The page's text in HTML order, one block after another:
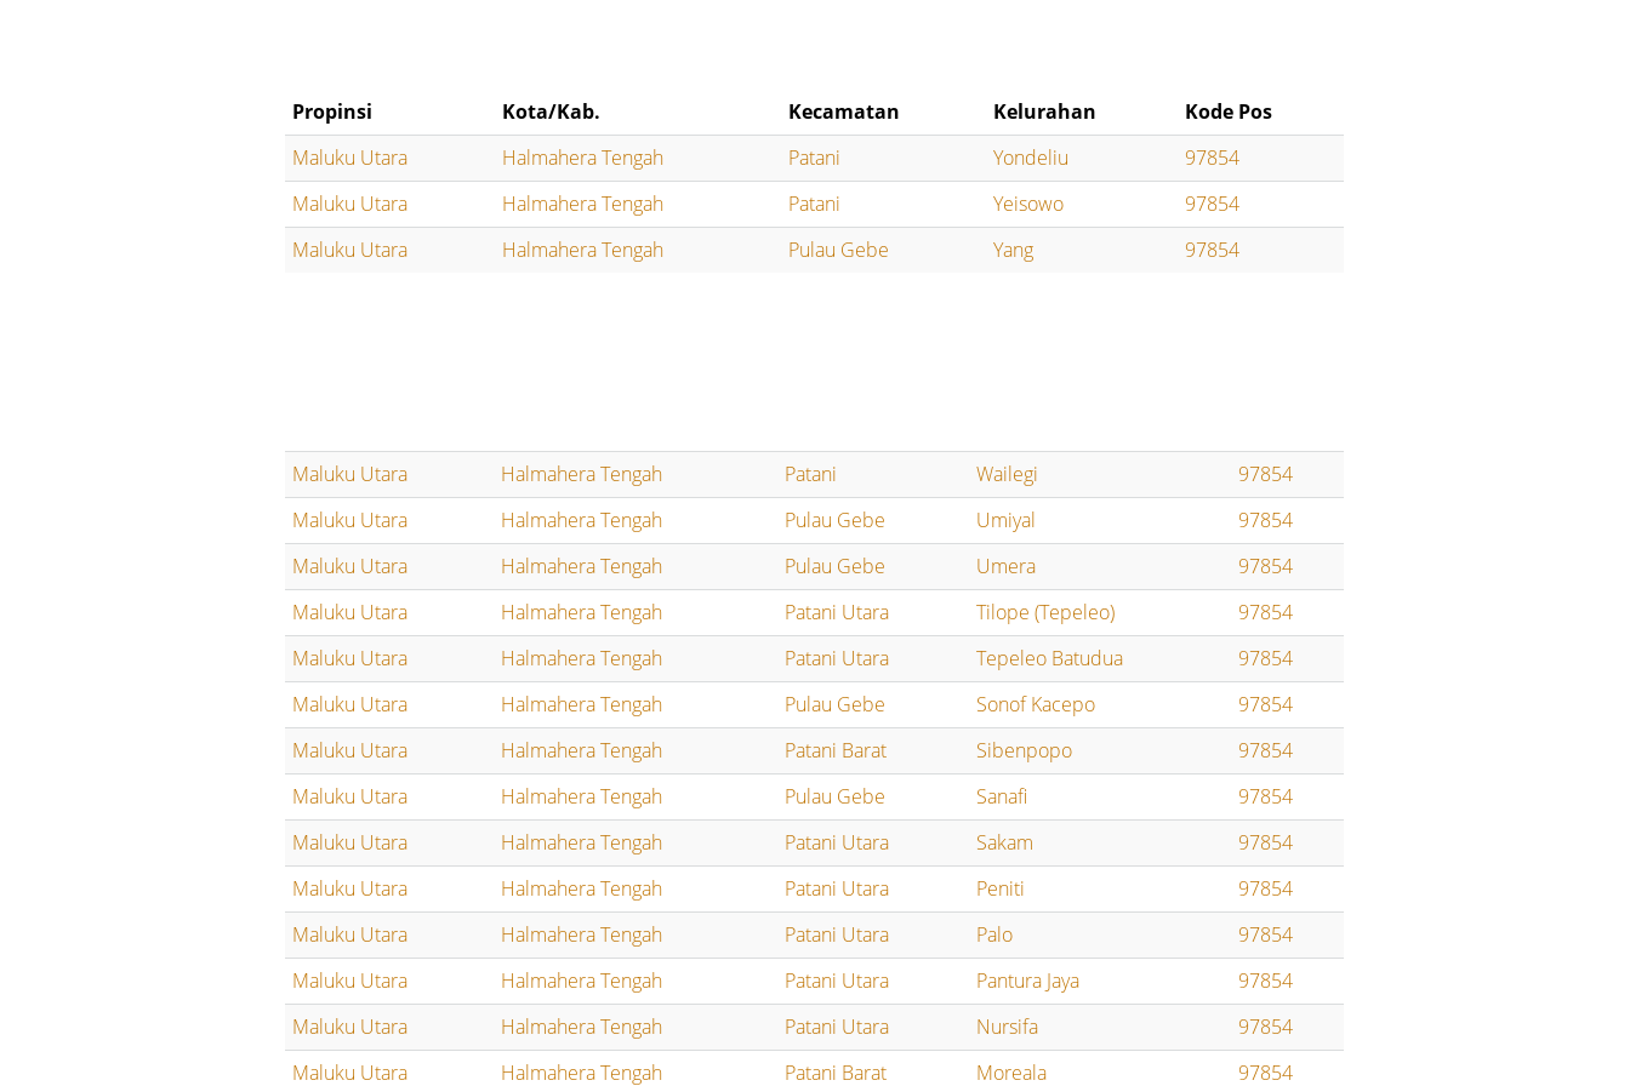
Propinsi Kota/Kab. Kecamatan Kelurahan
Kode Pos
Maluku Utara
Halmahera Tengah Patani Yondeliu
97854
Maluku Utara
Halmahera Tengah Patani Yeisowo
97854
Maluku Utara
Halmahera Tengah Pulau Gebe Yang 97854
Maluku Utara Halmahera Tengah Patani Wailegi
97854
Maluku Utara
Halmahera Tengah Pulau Gebe Umiyal
97854
Maluku Utara
Halmahera Tengah Pulau Gebe Umera
97854
Maluku Utara
Halmahera Tengah Patani Utara Tilope (Tepeleo)
97854
Maluku Utara
Halmahera Tengah Patani Utara Tepeleo Batudua
97854
Maluku Utara
Halmahera Tengah Pulau Gebe Sonof Kacepo
97854
Maluku Utara
Halmahera Tengah Patani Barat Sibenpopo
97854
Maluku Utara
Halmahera Tengah Pulau Gebe Sanafi
97854
Maluku Utara
Halmahera Tengah Patani Utara Sakam
97854
Maluku Utara
Halmahera Tengah Patani Utara Peniti
97854
Maluku Utara
Halmahera Tengah Patani Utara Palo
97854
Maluku Utara
Halmahera Tengah Patani Utara Pantura Jaya
97854
Maluku Utara
Halmahera Tengah Patani Utara Nursifa
97854
Maluku Utara
Halmahera Tengah Patani Barat Moreala 97854